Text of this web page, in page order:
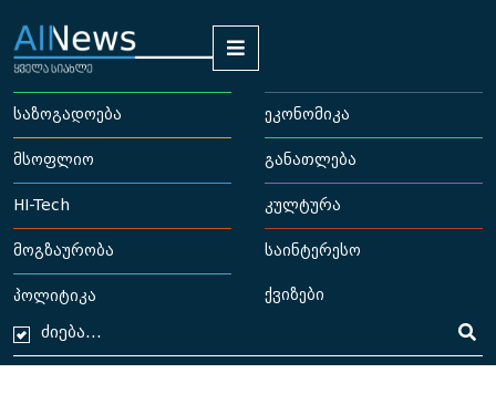
საზოგადოება ეკონომიკა
მსოფლიო განათლება
HI-Tech კულტურა
მოგზაურობა საინტერესო
პოლიტიკა ქვიზები